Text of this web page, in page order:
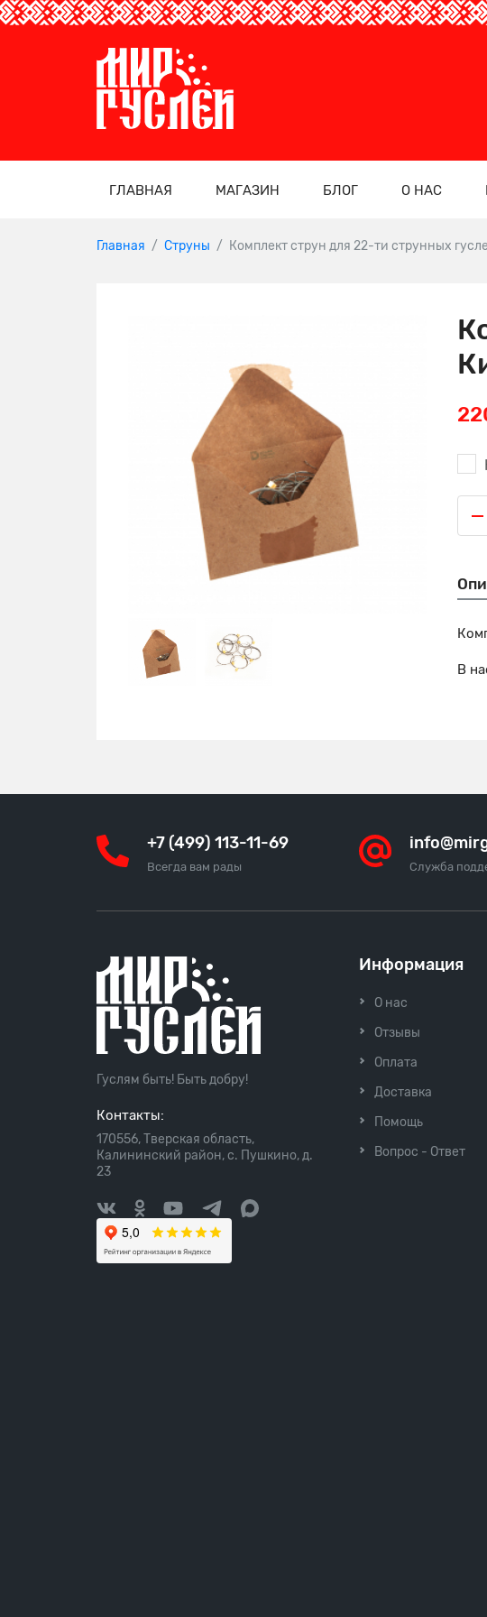
ГЛАВНАЯ МАГАЗИН БЛОГ О НАС
Главная Струны Комплект струн для 22-ти струнных
В
+7 (499) 113-11-69
Всегда вам рады Служба
Гуслям быть! Быть добру!
Контакты:
170556, Тверская область,
Калининский район, с. Пушкино, д.
23
Информация
О нас
Отзывы
Оплата
Доставка
Помощь
Вопрос - Ответ